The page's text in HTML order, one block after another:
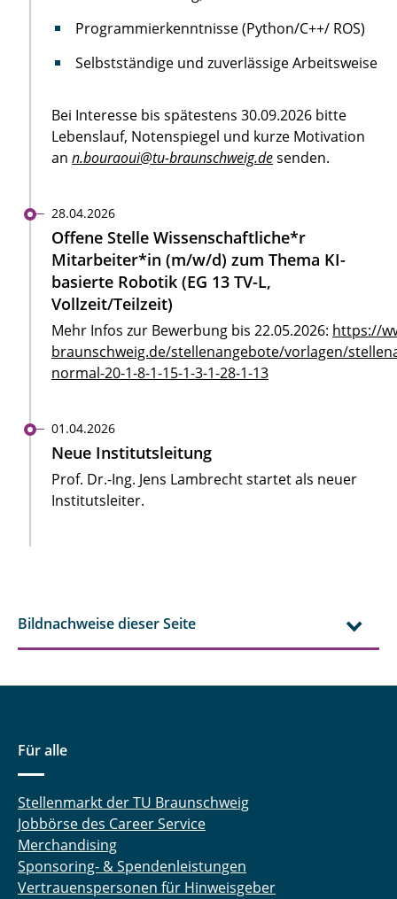
Programmierkenntnisse (Python/C++/ ROS)
Selbstständige und zuverlässige Arbeitsweise
Bei Interesse bis spätestens 30.09.2026 bitte
Lebenslauf, Notenspiegel und kurze Motivation
an n.bouraoui@tu-braunschweig.desenden.
28.04.2026
Offene Stelle Wissenschaftliche*r
Mitarbeiter*in (m/w/d) zum Thema KI-
basierte Robotik (EG 13 TV-L,
Vollzeit/Teilzeit)
Mehr Infos zur Bewerbung bis 22.05.2026: https://
braunschweig.de/stellenangebote/vorlagen/
normal-20-1-8-1-15-1-3-1-28-1-13
01.04.2026
Neue Institutsleitung
Prof. Dr.-Ing. Jens Lambrecht startet als neuer
Institutsleiter.
Bildnachweise dieser Seite
Für alle
Stellenmarkt der TU Braunschweig
Jobbörse des Career Service
Merchandising
Sponsoring- & Spendenleistungen
Vertrauenspersonen für Hinweisgeber